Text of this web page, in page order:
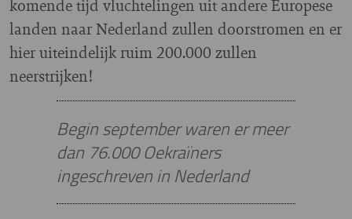
komende tijd vluchtelingen uit andere Europese
landen naar Nederland zullen doorstromen en er
hier uiteindelijk ruim 200.000 zullen
neerstrijken!
Begin september waren er meer
dan 76.000 Oekraïners
ingeschreven in Nederland